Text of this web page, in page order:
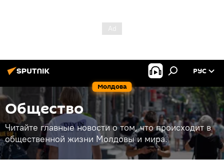
Молдова
РУС
Общество
Читайте главные новости о том, что происходит в
общественной жизни Молдовы и мира.